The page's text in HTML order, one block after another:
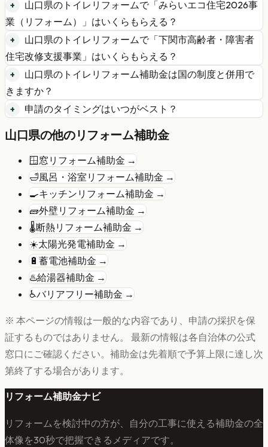
山口県の トイレリフォームで「みらいエコ住宅2026事
業（リフォーム）
」はいくらもらえる？
山口県の トイレリフォームで「下関市高齢者・障害者
住宅改修支援事業 」はいくらもらえる？
山口県の トイレリフォーム補助金は国の制度と併用で
きますか？
申請のタイミングはいつがベスト？
山口県の他のリフォーム補助金
🪟 窓リフォーム補助金 →
🛁風呂・浴室リフォーム補助金 →
🍳キッチンリフォーム補助金 →
🧱外壁リフォーム補助金 →
🌡️断熱リフォーム補助金 →
☀️太陽光発電補助金 →
🔋 蓄電池補助金 →
♨️給湯器補助金 →
♿バリアフリー補助金 →
※ 本ページの情報は一般的な内容であり、申請の採択を保
証するものではありません。 最新の情報は各自治体の公式
窓口にご確認ください。補助金は先着順で予算上限に達し次
第終了する場合があります。
リフォーム補助金ナビ
リフォームを検討中の方が、自分の工事に使える補助金の全
体像を30秒で把握できるメディアです。